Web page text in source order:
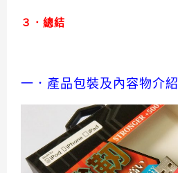
３．總結
一．產品包裝及內容物介紹